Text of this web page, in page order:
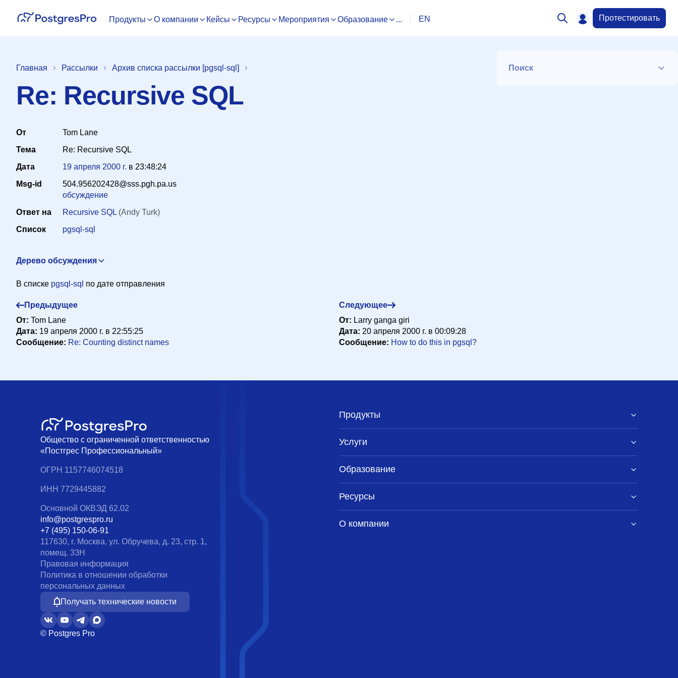
Продукты О компании Кейсы Ресурсы Мероприятия Образование ... EN Протестировать
Главная Рассылки Архив списка рассылки [pgsql-sql]
Re: Recursive SQL
Поиск
От
Tom Lane
Тема
Re: Recursive SQL
Дата
19 апреля 2000 г. в 23:48:24
Msg-id
504.956202428@sss.pgh.pa.us
обсуждение
Ответ на
Recursive SQL (Andy Turk)
Список
pgsql-sql
Дерево обсуждения
Re: Recursive SQL
Tom Lane <tgl@sss.pgh.pa.us>
RE: Recursive SQL
20 апреля 2000 г. в 19:28:37
В списке pgsql-sql по дате отправления
Предыдущее
От: Tom Lane
Дата: 19 апреля 2000 г. в 22:55:25
Сообщение: Re: Counting distinct names
Следующее
От: Larry ganga giri
Дата: 20 апреля 2000 г. в 00:09:28
Сообщение: How to do this in pgsql?
Общество с ограниченной ответственностью
«Постгрес Профессиональный»
ОГРН 1157746074518
ИНН 7729445882
Основной ОКВЭД 62.02
info@postgrespro.ru
+7 (495) 150-06-91
117630, г. Москва, ул. Обручева, д. 23, стр. 1,
помещ. 33Н
Правовая информация
Политика в отношении обработки
персональных данных
Получать технические новости
© Postgres Pro
Продукты
Услуги
Образование
Ресурсы
О компании